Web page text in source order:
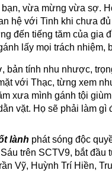
vừa mừng vừa sợ.
hệ với Tinh khi chưa
đến tiếng tăm của gia
lấy mọi trách nhiệm,
bản tính nhu nhược,
với Thạc, từng xem
xưa mình gánh tội
vặt. Họ sẽ phải làm gì
lành phát sóng độc
trên SCTV9, bắt đầu
Vỹ, Huỳnh Trí Hiền,